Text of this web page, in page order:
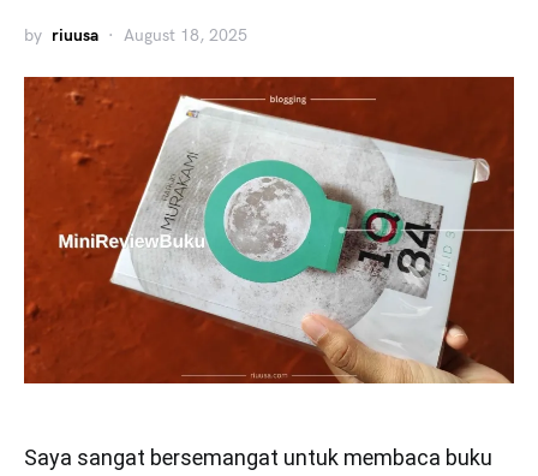
by riuusa August 18, 2025
Saya sangat bersemangat untuk membaca buku